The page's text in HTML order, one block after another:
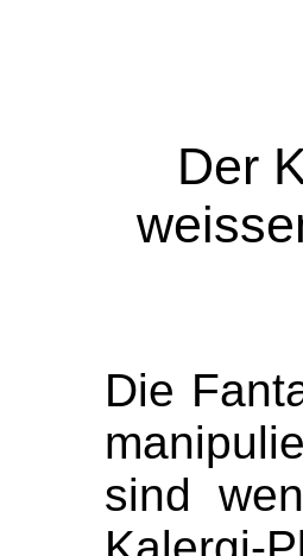
Der
Die
sind